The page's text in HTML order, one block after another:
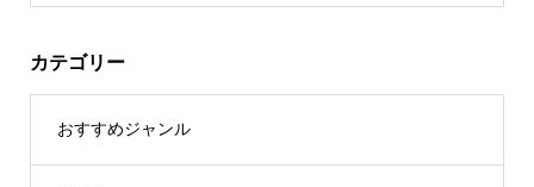
カテゴリー
おすすめジャンル